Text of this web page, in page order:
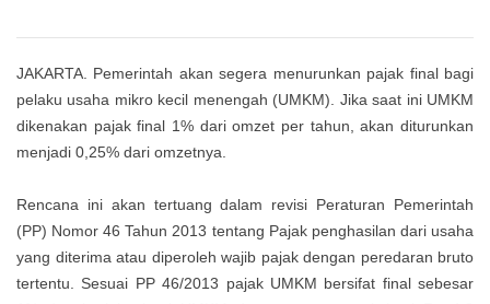
JAKARTA. Pemerintah akan segera menurunkan pajak final bagi
pelaku usaha mikro kecil menengah (UMKM). Jika saat ini UMKM
dikenakan pajak final 1% dari omzet per tahun, akan diturunkan
menjadi 0,25% dari omzetnya.
Rencana ini akan tertuang dalam revisi Peraturan Pemerintah
(PP) Nomor 46 Tahun 2013 tentang Pajak penghasilan dari usaha
yang diterima atau diperoleh wajib pajak dengan peredaran bruto
tertentu. Sesuai PP 46/2013 pajak UMKM bersifat final sebesar